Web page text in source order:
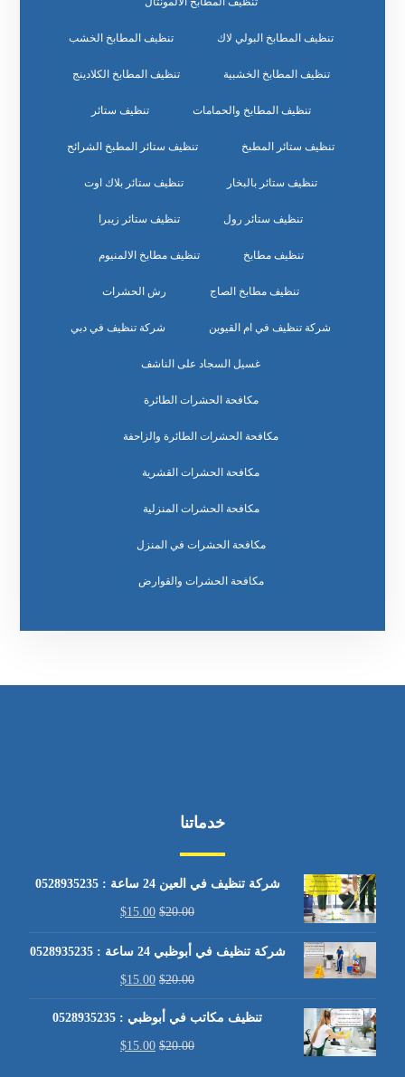
تنظيف المطابخ البولي لاك تنظيف المطابخ الخشب
تنظيف المطابخ الخشبية تنظيف المطابخ الكلادينج
تنظيف المطابخ والحمامات تنظيف ستائر
تنظيف ستائر المطبخ تنظيف ستائر المطبخ الشرائح
تنظيف ستائر بالبخار تنظيف ستائر بلاك اوت
تنظيف ستائر رول تنظيف ستائر زيبرا
تنظيف مطابخ تنظيف مطابخ الالمنيوم
تنظيف مطابخ الصاج رش الحشرات
شركة تنظيف في ام القيوين شركة تنظيف في دبي
غسيل السجاد على الناشف
مكافحة الحشرات الطائرة
مكافحة الحشرات الطائرة والزاحفة
مكافحة الحشرات القشرية
مكافحة الحشرات المنزلية
مكافحة الحشرات في المنزل
مكافحة الحشرات والقوارض
خدماتنا
شركة تنظيف في العين 24 ساعة : 0528935235
$20.00
$15.00
شركة تنظيف في أبوظبي 24 ساعة : 0528935235
$20.00
$15.00
تنظيف مكاتب في أبوظبي : 0528935235
$20.00
$15.00